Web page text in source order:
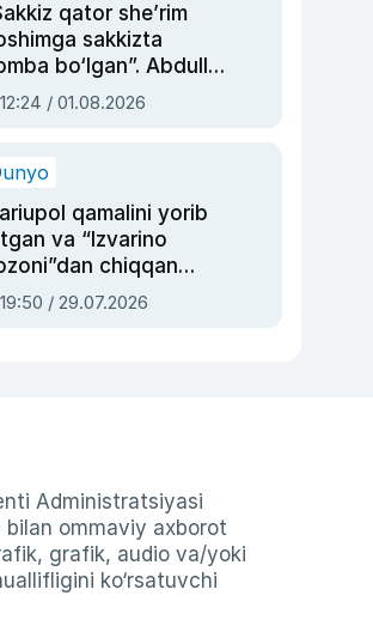
qator she’rim
sakkizta
bo‘lgan”. Abdulla
siyosiy
asrab
12:24 / 01.08.2026
qamalini yorib
va “Izvarino
chiqqan
— Ukraina
bosh
19:50 / 29.07.2026
Administratsiyasi
ommaviy axborot
grafik, audio va/yoki
ko‘rsatuvchi